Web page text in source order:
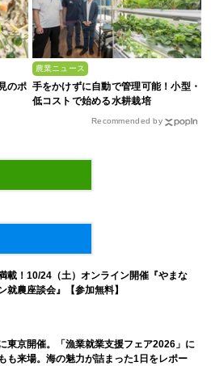
のポ
農業ニュース
手をかけずに自動で管理可能！小型・
低コストで始める水耕栽培
Recommended by
載！10/24（土）オンライン開催『やまな
就農座談会』【参加無料】
東京開催。「漁業就業支援フェア2026」に
も来場。海の魅力が詰まった1日をレポー